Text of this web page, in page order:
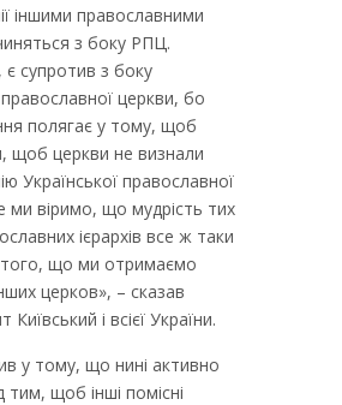
іншими православними
з боку РПЦ.
є супротив з боку
православної церкви, бо
полягає у тому, щоб
щоб церкви не визнали
Української православної
ми віримо, що мудрість тих
ієрархів все ж таки
що ми отримаємо
церков», – сказав
і всієї України.
у тому, що нині активно
щоб інші помісні